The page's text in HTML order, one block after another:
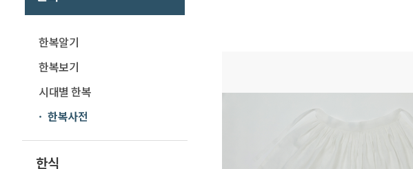
한복알기
한복보기
시대별 한복
한복사전
한식